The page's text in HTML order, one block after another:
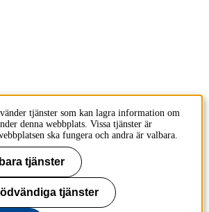
KTH
tjänster som kan lagra information om
denna webbplats. Vissa tjänster är
ska fungera och andra är valbara.
tjänster
tjänster